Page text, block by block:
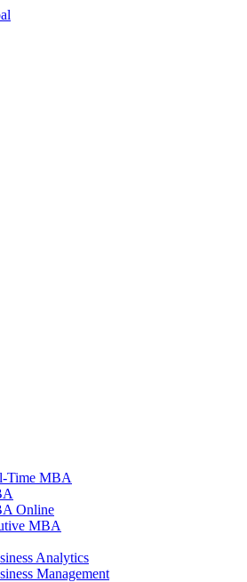
Time MBA
Online
MBA
Analytics
Management